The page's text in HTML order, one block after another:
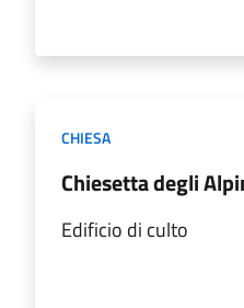
CHIESA
Chiesetta degli
Edificio di culto